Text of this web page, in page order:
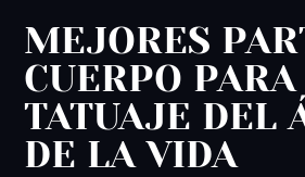
MEJORES
CUERPO
TATUAJE DEL
DE LA VIDA